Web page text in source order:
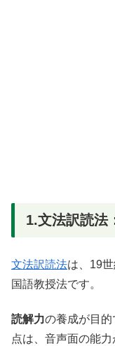
1.文法訳読法
文法訳読法は、19
国語教授法です。
読解力の養成が目
点は、音声面の能力